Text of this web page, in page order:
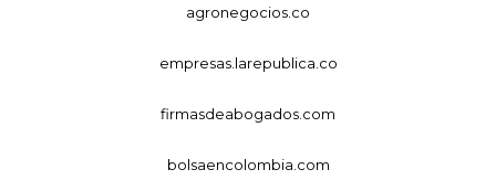
agronegocios.co
empresas.larepublica.co
firmasdeabogados.com
bolsaencolombia.com